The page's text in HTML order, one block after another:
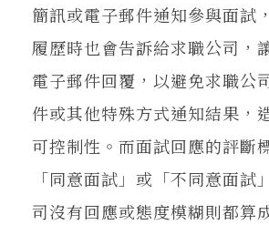
簡訊或電子郵件通知參與面試
履歷時也會告訴給求職公司，
電子郵件回覆，以避免求職公
件或其他特殊方式通知結果，
可控制性。而面試回應的評斷
「同意面試」或「不同意面試
司沒有回應或態度模糊則都算